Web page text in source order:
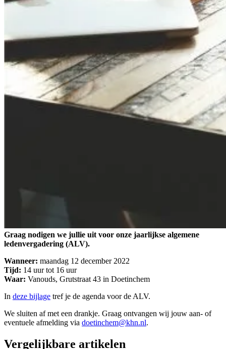
Graag nodigen we jullie uit voor onze jaarlijkse algemene
ledenvergadering (ALV).
Wanneer: maandag 12 december 2022
Tijd: 14 uur tot 16 uur
Waar: Vanouds, Grutstraat 43 in Doetinchem
In deze bijlage tref je de agenda voor de ALV.
We sluiten af met een drankje. Graag ontvangen wij jouw aan- of
eventuele afmelding via doetinchem@khn.nl.
Vergelijkbare artikelen